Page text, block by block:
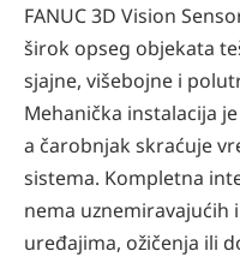
FANUC 3D Vision
širok opseg objekata
sjajne, višebojne i
Mehanička instalacija
a čarobnjak skraćuje
sistema. Kompletna
nema uznemiravajućih
uređajima, ožičenja ili